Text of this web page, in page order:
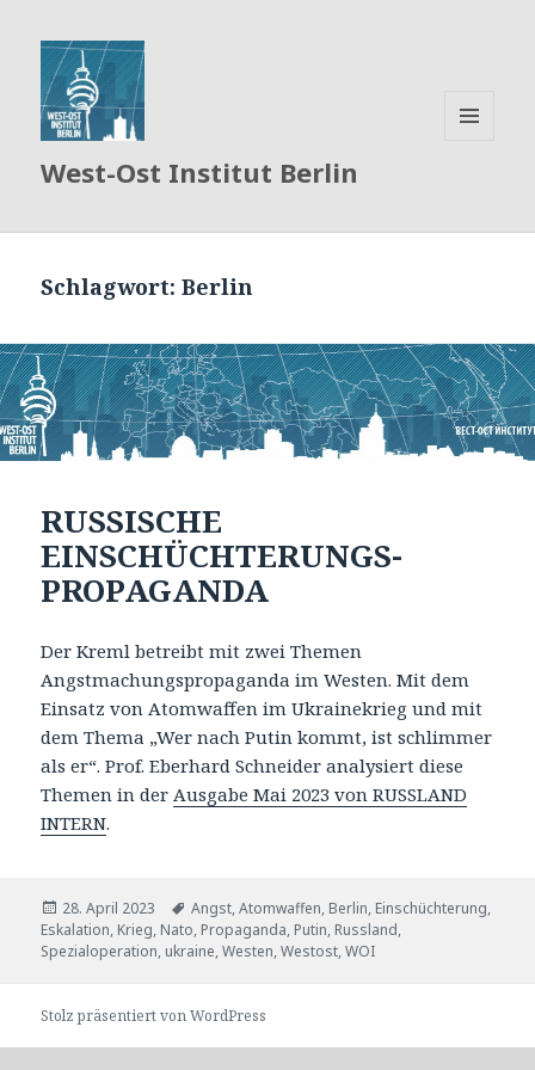
West-Ost Institut Berlin
Schlagwort:Berlin
RUSSISCHE
EINSCHÜCHTERUNGS-
PROPAGANDA
Der Kreml betreibt mit zwei Themen
Angstmachungspropaganda im Westen. Mit dem
Einsatz von Atomwaffen im Ukrainekrieg und mit
dem Thema „Wer nach Putin kommt, ist schlimmer
als er“. Prof. Eberhard Schneider analysiert diese
Themen in der Ausgabe Mai 2023 von RUSSLAND
INTERN.
Veröffentlicht
am
28. April 2023 Tags
Angst,Atomwaffen, Berlin, Einschüchterung,
Eskalation, Krieg, Nato, Propaganda, Putin, Russland,
Spezialoperation, ukraine,Westen,Westost,WOI
Stolz präsentiert von WordPress